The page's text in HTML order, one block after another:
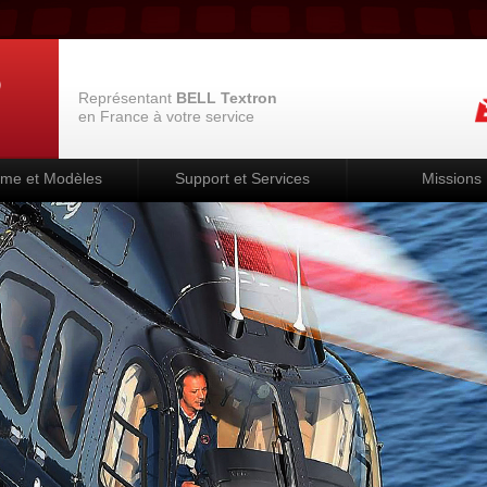
Représentant BELL Textron
en France à votre service
et Modèles Support et Services Missions